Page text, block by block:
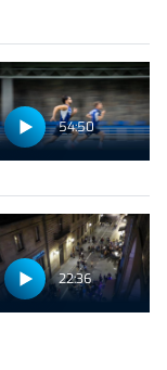
54:50
22:36